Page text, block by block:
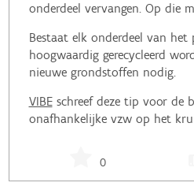
onderdeel vervangen. Op die
Bestaat elk onderdeel van
hoogwaardig gerecycleerd
nieuwe grondstoffen nodig.
VIBEschreef deze tip voor de
onafhankelijke vzw op het
0